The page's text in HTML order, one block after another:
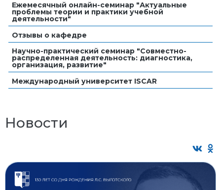
Ежемесячный онлайн-семинар "Актуальные
проблемы теории и практики учебной
деятельности"
Отзывы о кафедре
Научно-практический семинар "Совместно-
распределенная деятельность: диагностика,
организация, развитие"
Международный университет ISCAR
Новости